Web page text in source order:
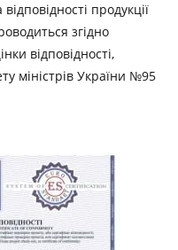
продукції
згідно
відповідності,
міністрів України №95